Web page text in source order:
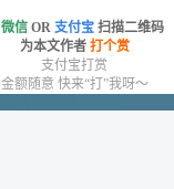
微信 OR 支付宝 扫描二维码
为本文作者 打个赏
支付宝打赏
金额随意 快来“打”我呀～